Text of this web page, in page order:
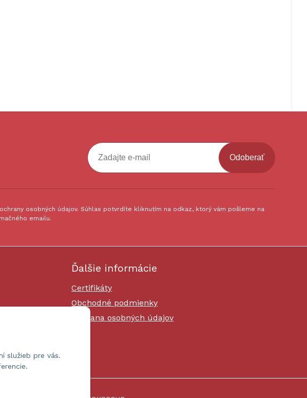
služieb pre vás.
Odoberať
osobných údajov. Súhlas potvrdíte kliknutím na odkaz, ktorý vám pošleme na
emailu.
Ďalšie informácie
Certifikáty
Obchodné podmienky
Ochrana osobných údajov